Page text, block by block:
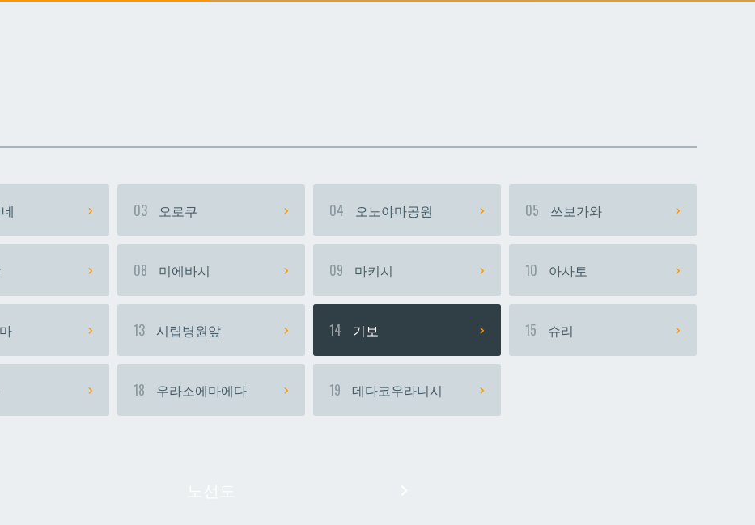
병원앞 기보 슈리 이시미네
병원앞 기보 슈리 이시미네
03 오로쿠 04 오노야마공원 05 쓰보가와
08 미에바시 09 마키시 10 아사토
13 시립병원앞 14 기보 15 슈리
18 우라소에마에다 19 데다코우라니시